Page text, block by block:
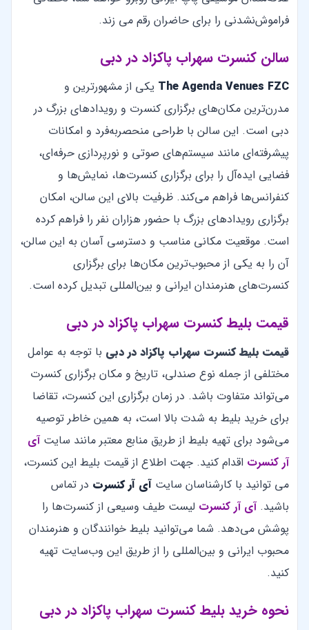
فراموش‌نشدنی را برای حاضران رقم می زند.
سالن کنسرت سهراب پاکزاد در دبی
The Agenda Venues FZC یکی از مشهورترین و
مدرن‌ترین مکان‌های برگزاری کنسرت و رویدادهای بزرگ در
دبی است. این سالن با طراحی منحصربه‌فرد و امکانات
پیشرفته‌ای مانند سیستم‌های صوتی و نورپردازی حرفه‌ای،
فضایی ایده‌آل را برای برگزاری کنسرت‌ها، نمایش‌ها و
کنفرانس‌ها فراهم می‌کند. ظرفیت بالای این سالن، امکان
برگزاری رویدادهای بزرگ با حضور هزاران نفر را فراهم کرده
است. موقعیت مکانی مناسب و دسترسی آسان به این سالن،
آن را به یکی از محبوب‌ترین مکان‌ها برای برگزاری
کنسرت‌های هنرمندان ایرانی و بین‌المللی تبدیل کرده است.
قیمت بلیط کنسرت سهراب پاکزاد در دبی
قیمت بلیط کنسرت سهراب پاکزاد در دبی با توجه به عوامل
مختلفی از جمله نوع صندلی، تاریخ و مکان برگزاری کنسرت
می‌تواند متفاوت باشد. در زمان برگزاری این کنسرت، تقاضا
برای خرید بلیط به شدت بالا است، به همین خاطر توصیه
می‌شود برای تهیه بلیط از طریق منابع معتبر مانند سایتآی
آر کنسرت اقدام کنید. جهت اطلاع از قیمت بلیط این کنسرت،
می توانید با کارشناسان سایت آی آر کنسرت در تماس
باشید.آی آر کنسرت لیست طیف وسیعی از کنسرت‌ها را
پوشش می‌دهد. شما می‌توانید بلیط خوانندگان و هنرمندان
محبوب ایرانی و بین‌المللی را از طریق این وب‌سایت تهیه
کنید.
نحوه خرید بلیط کنسرت سهراب پاکزاد در دبی